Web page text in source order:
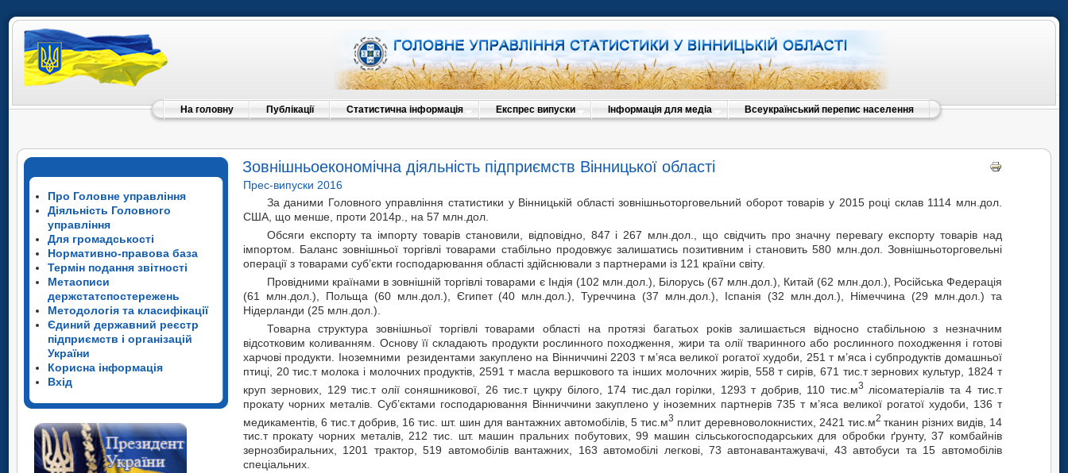
На головну Публікації Статистична інформація Експрес випуски Інформація для медіа Всеукраїнський перепис населення
Про Головне управління
Діяльність Головного
управління
Для громадськості
Нормативно-правова база
Термін подання звітності
Метаописи
держстатспостережень
Методологія та класифікації
Єдиний державний реєстр
підприємств і організацій
України
Корисна інформація
Вхід
Зовнішньоекономічна діяльність підприємств Вінницької області
Прес-випуски 2016
За даними Головного управління статистики у Вінницькій області зовнішньоторговельний оборот товарів у 2015 році склав 1114 млн.дол.
США, що менше, проти 2014р., на 57 млн.дол.
Обсяги експорту та імпорту товарів становили, відповідно, 847 і 267 млн.дол., що свідчить про значну перевагу експорту товарів над
імпортом. Баланс зовнішньої торгівлі товарами стабільно продовжує залишатись позитивним і становить 580 млн.дол. Зовнішньоторговельні
операції з товарами суб’єкти господарювання області здійснювали з партнерами із 121 країни світу.
Провідними країнами в зовнішній торгівлі товарами є Індія (102 млн.дол.), Білорусь (67 млн.дол.), Китай (62 млн.дол.), Російська Федерація
(61 млн.дол.), Польща (60 млн.дол.), Єгипет (40 млн.дол.), Туреччина (37 млн.дол.), Іспанія (32 млн.дол.), Німеччина (29 млн.дол.) та
Нідерланди (25 млн.дол.).
Товарна структура зовнішньої торгівлі товарами області на протязі багатьох років залишається відносно стабільною з незначним
відсотковим коливанням. Основу її складають продукти рослинного походження, жири та олії тваринного або рослинного походження і готові
харчові продукти. Іноземними резидентами закуплено на Вінниччині 2203 т м’яса великої рогатої худоби, 251 т м’яса і субпродуктів домашньої
птиці, 20 тис.т молока і молочних продуктів, 2591 т масла вершкового та інших молочних жирів, 558 т сирів, 671 тис.т зернових культур, 1824 т
круп зернових, 129 тис.т олії соняшникової, 26 тис.т цукру білого, 174 тис.дал горілки, 1293 т добрив, 110 тис.м3
лісоматеріалів та 4 тис.т
прокату чорних металів. Суб’єктами господарювання Вінниччини закуплено у іноземних партнерів 735 т м’яса великої рогатої худоби, 136 т
медикаментів, 6 тис.т добрив, 16 тис. шт. шин для вантажних автомобілів, 5 тис.м3 плит деревноволокнистих, 2421 тис.м2 тканин різних видів, 14
тис.т прокату чорних металів, 212 тис. шт. машин пральних побутових, 99 машин сільськогосподарських для обробки ґрунту, 37 комбайнів
зернозбиральних, 1201 трактор, 519 автомобілів вантажних, 163 автомобілі легкові, 73 автонавантажувачі, 43 автобуси та 15 автомобілів
спеціальних.